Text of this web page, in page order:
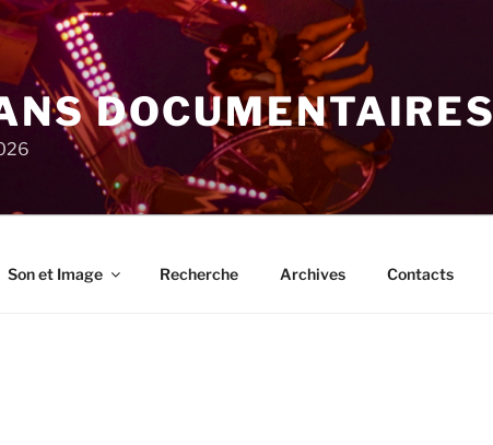
DOCUMENTAIRES
Son et Image Recherche Archives Contacts